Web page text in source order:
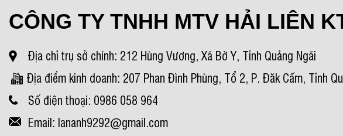
CÔNG TY TNHH MTV HẢI LIÊN
Địa chỉ trụ sở chính: 212 Hùng Vương, Xã Bờ Y, Tỉnh Quảng Ngãi
Địa điểm kinh doanh: 207 Phan Đình Phùng, Tổ 2, P. Đăk Cấm, Tỉnh
Số điện thoại: 0986 058 964
Email: lananh9292@gmail.com